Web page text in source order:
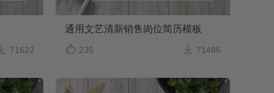
71622
通用文艺清新销售岗位简历模板
 235  71486